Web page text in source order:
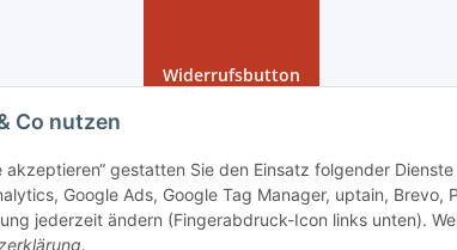
Co nutzen
akzeptieren“ gestatten Sie den Einsatz folgender
Google Ads, Google Tag Manager, uptain, Brevo,
jederzeit ändern (Fingerabdruck-Icon links unten).
.
Widerrufsbutton